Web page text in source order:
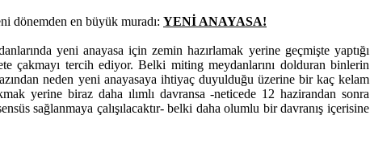
dönemden en büyük muradı: YENİ ANAYASA!
yeni anayasa için zemin hazırlamak yerine geçmişte yaptığı
çakmayı tercih ediyor. Belki miting meydanlarını dolduran binlerin
neden yeni anayasaya ihtiyaç duyulduğu üzerine bir kaç kelam
yerine biraz daha ılımlı davransa -neticede 12 hazirandan sonra
sağlanmaya çalışılacaktır- belki daha olumlu bir davranış içerisine